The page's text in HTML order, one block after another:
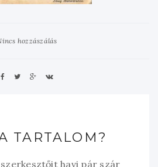
hozzászálás
TARTALOM?
havi pár szár